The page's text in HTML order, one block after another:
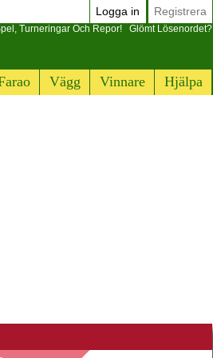
Vägg Vinnare Hjälpa
Logga in Registrera
Turneringar Och Repor! Glömt Lösenordet?